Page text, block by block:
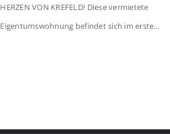
HERZEN VON KREFELD! Diese vermietete
Eigentumswohnung befindet sich im ersten